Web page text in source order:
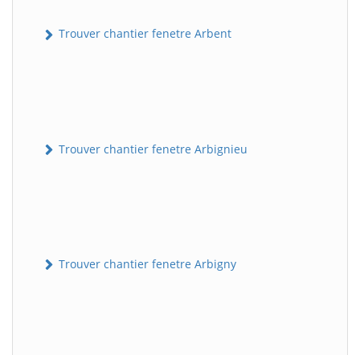
Trouver chantier fenetre Arbent
Trouver chantier fenetre Arbignieu
Trouver chantier fenetre Arbigny